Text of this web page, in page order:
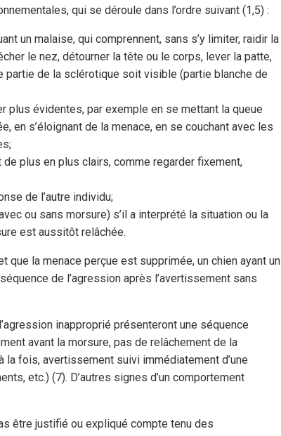
qui se déroule dans l’ordre suivant (1,5) :
un malaise, qui comprennent, sans s’y limiter, raidir la
le nez, détourner la tête ou le corps, lever la patte,
partie de la sclérotique soit visible (partie blanche de
plus évidentes, par exemple en se mettant la queue
en s’éloignant de la menace, en se couchant avec les
plus en plus clairs, comme regarder fixement,
de l’autre individu;
ou sans morsure) s’il a interprété la situation ou la
est aussitôt relâchée.
la menace perçue est supprimée, un chien ayant un
de l’agression après l’avertissement sans
inapproprié présenteront une séquence
avant la morsure, pas de relâchement de la
fois, avertissement suivi immédiatement d’une
etc.) (7). D’autres signes d’un comportement
être justifié ou expliqué compte tenu des